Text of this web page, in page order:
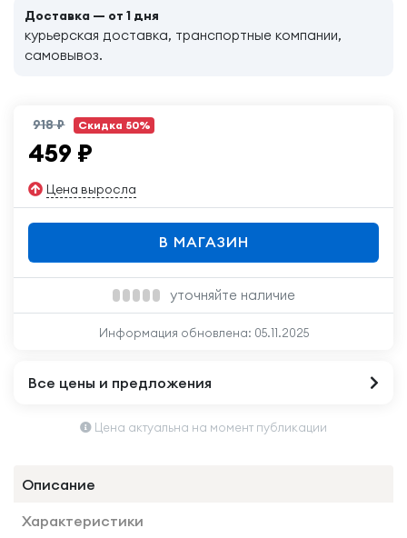
Доставка — от 1 дня
курьерская доставка, транспортные компании,
самовывоз.
918 ₽ Скидка 50%
459 ₽
Цена выросла
В МАГАЗИН
уточняйте наличие
Информация обновлена: 05.11.2025
Все цены и предложения
Цена актуальна на момент публикации
Описание
Характеристики